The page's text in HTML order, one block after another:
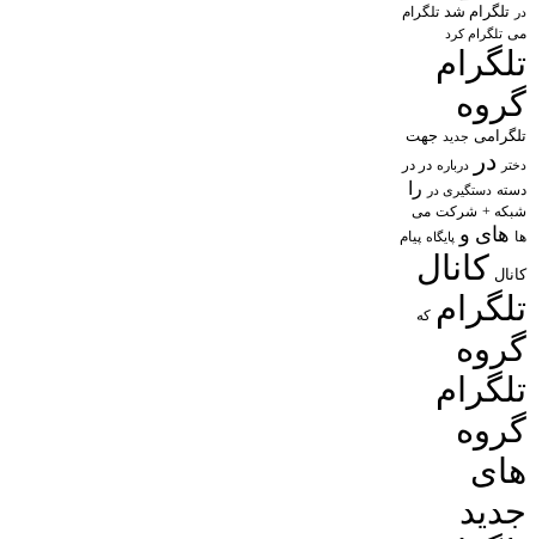
در تلگرام شد تلگرام
می تلگرام کرد
تلگرام
گروه
تلگرامی جدید جهت
دختر در درباره در در
دسته دستگیری در را
شبکه + شرکت می
ها های و پایگاه پیام
کانال کانال
تلگرام که
گروه
تلگرام
گروه
های
جدید